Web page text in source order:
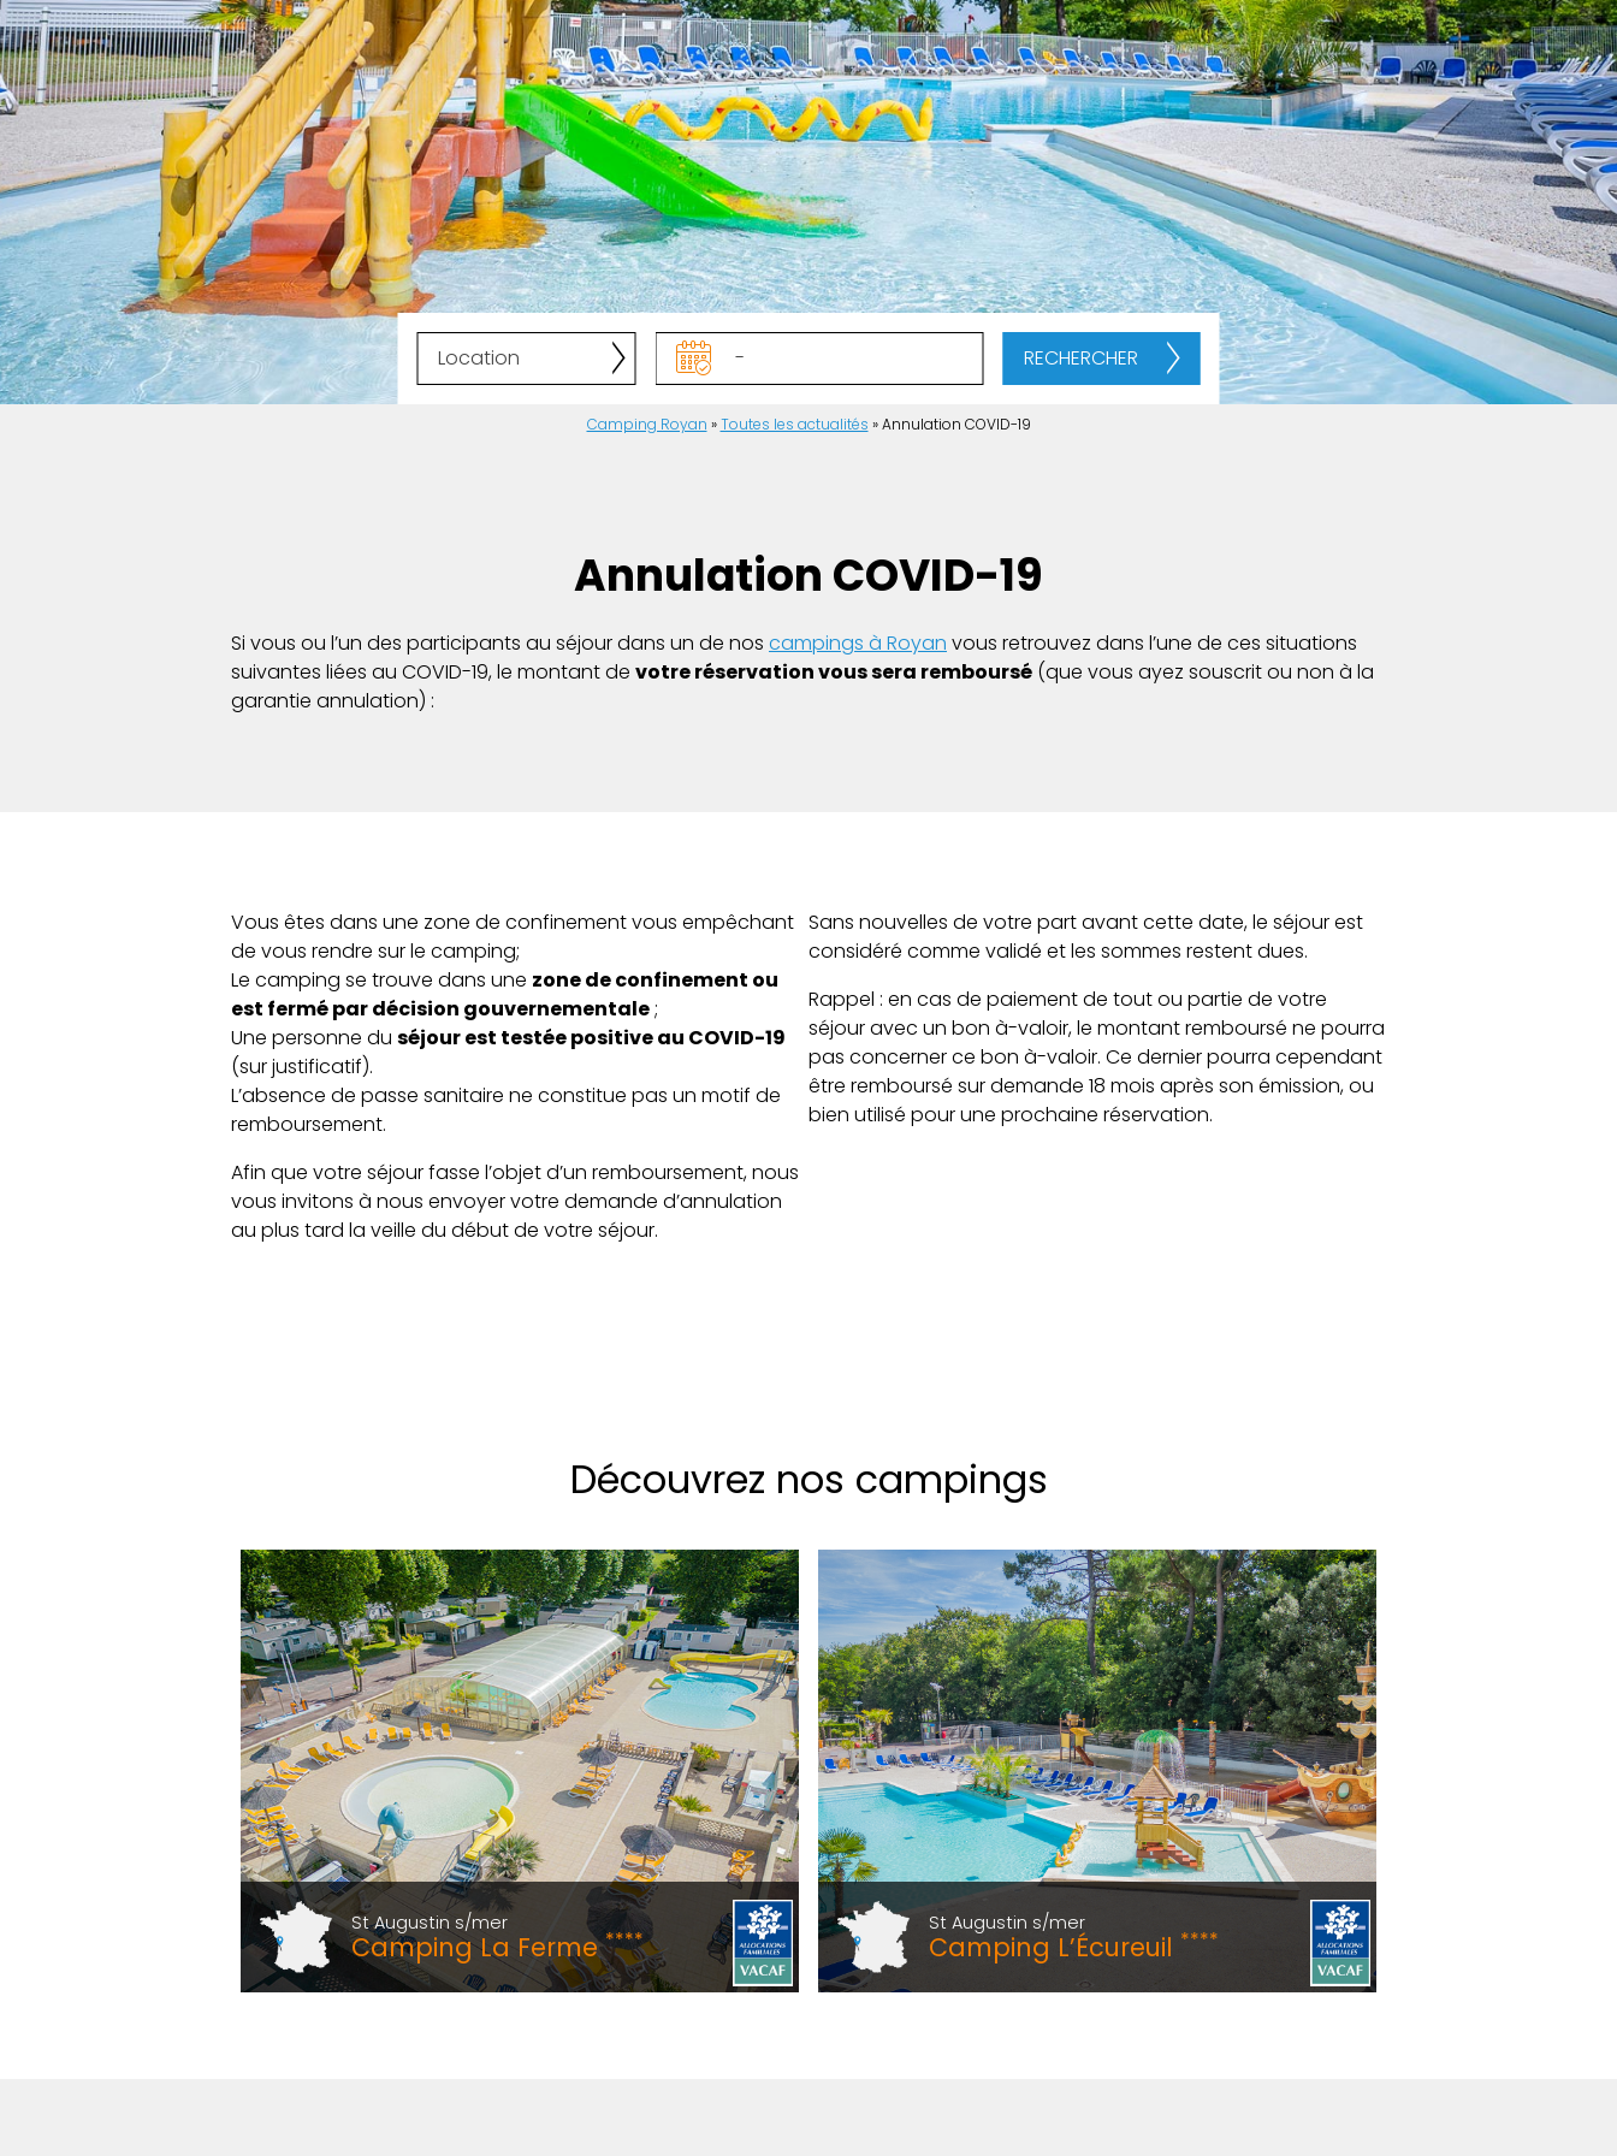
RECHERCHER
Camping Royan »Toutes les actualités »Annulation COVID-19
Annulation COVID-19
Si vous ou l’un des participants au séjour dans un de nos campings à Royan vous retrouvez dans l’une de ces situations
suivantes liées au COVID-19, le montant de votre réservation vous sera remboursé (que vous ayez souscrit ou non à la
garantie annulation) :
Vous êtes dans une zone de confinement vous empêchant
de vous rendre sur le camping;
Le camping se trouve dans une zone de confinement ou
est fermé par décision gouvernementale;
Une personne du séjour est testée positive au COVID-19
(sur justificatif).
L’absence de passe sanitaire ne constitue pas un motif de
remboursement.
Afin que votre séjour fasse l’objet d’un remboursement, nous
vous invitons à nous envoyer votre demande d’annulation
au plus tard la veille du début de votre séjour.
Sans nouvelles de votre part avant cette date, le séjour est
considéré comme validé et les sommes restent dues.
Rappel : en cas de paiement de tout ou partie de votre
séjour avec un bon à-valoir, le montant remboursé ne pourra
pas concerner ce bon à-valoir. Ce dernier pourra cependant
être remboursé sur demande 18 mois après son émission, ou
bien utilisé pour une prochaine réservation.
Découvrez nos campings
St Augustin s/mer
Camping La Ferme****
St Augustin s/mer
Camping L’Écureuil ****